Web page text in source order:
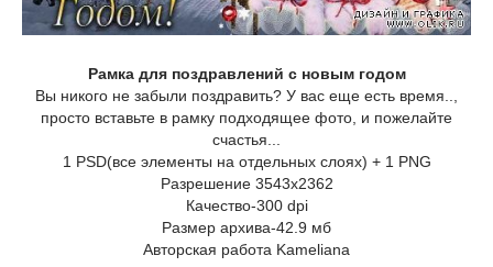
Рамка для поздравлений с новым годом
Вы никого не забыли поздравить? У вас еще есть время..,
просто вставьте в рамку подходящее фото, и пожелайте
счастья...
1 PSD(все элементы на отдельных слоях) + 1 PNG
Разрешение 3543х2362
Качество-300 dpi
Размер архива-42.9 мб
Авторская работа Kameliana